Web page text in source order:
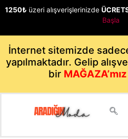
1250₺ üzeri alışverişlerinizde
Başla
İnternet sitemizde
yapılmaktadır. Gelip
bir